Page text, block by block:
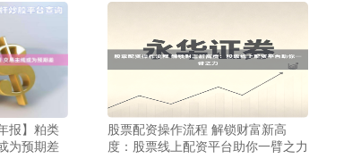
报】粕类
为预期差
股票配资操作流程 解锁财富新高
度：股票线上配资平台助你一臂之力